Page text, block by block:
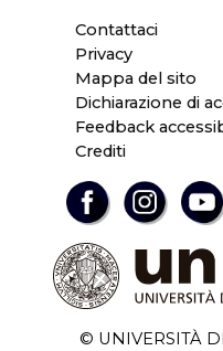
Contattaci
Privacy
Mappa del sito
Dichiarazione di
Feedback
Crediti
© UNIVERSITÀ